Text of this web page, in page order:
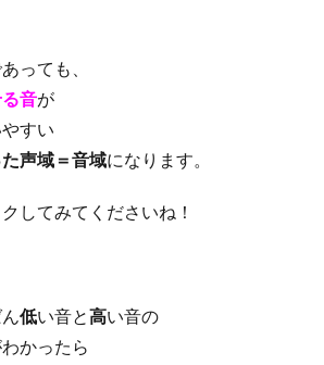
っても、
音が
すい
声域＝音域になります。
してみてくださいね！
低い音と高い音の
かったら